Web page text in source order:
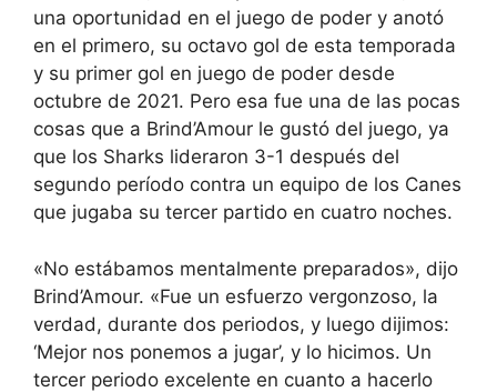
una oportunidad en el juego de poder y anotó
en el primero, su octavo gol de esta temporada
y su primer gol en juego de poder desde
octubre de 2021. Pero esa fue una de las pocas
cosas que a Brind’Amour le gustó del juego, ya
que los Sharks lideraron 3-1 después del
segundo período contra un equipo de los Canes
que jugaba su tercer partido en cuatro noches.
«No estábamos mentalmente preparados», dijo
Brind’Amour. «Fue un esfuerzo vergonzoso, la
verdad, durante dos periodos, y luego dijimos:
‘Mejor nos ponemos a jugar’, y lo hicimos. Un
tercer periodo excelente en cuanto a hacerlo